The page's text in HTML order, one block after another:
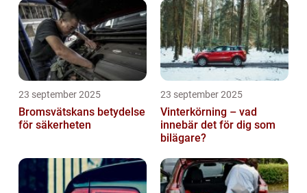
23 september 2025
Bromsvätskans betydelse
för säkerheten
23 september 2025
Vinterkörning – vad
innebär det för dig som
bilägare?